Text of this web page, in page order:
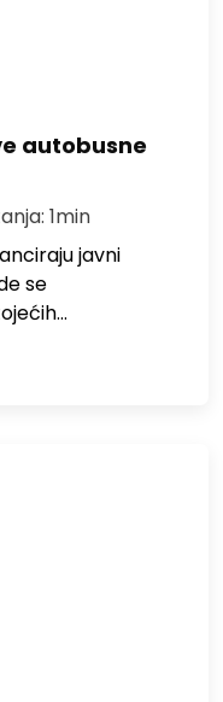
autobusne
1min
javni
se